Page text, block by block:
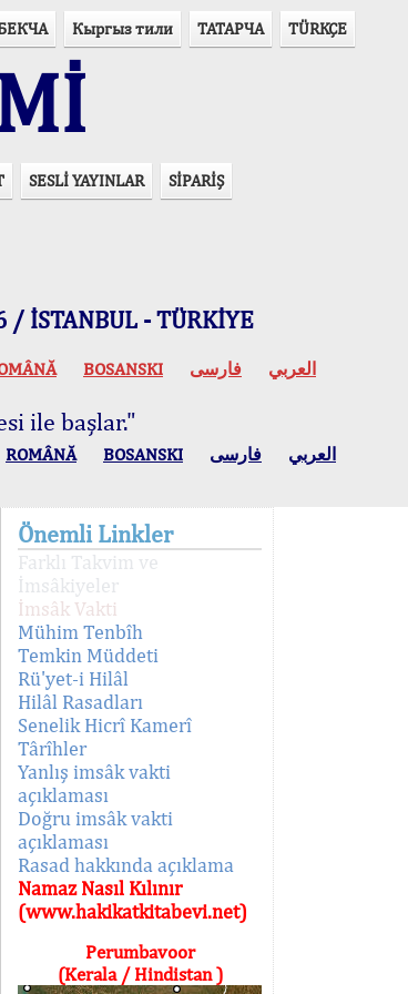
Кыргыз тили ТАТАРЧА TÜRKÇE
SESLİ YAYINLAR SİPARİŞ
İSTANBUL - TÜRKİYE
BOSANSKI العربي فارسی
ile başlar."
ROMÂNĂ BOSANSKI العربي فارسی
Önemli Linkler
Farklı Takvim ve
İmsâkiyeler
İmsâk Vakti
Mühim Tenbîh
Temkin Müddeti
Rü'yet-i Hilâl
Hilâl Rasadları
Senelik Hicrî Kamerî
Târîhler
Yanlış imsâk vakti
açıklaması
Doğru imsâk vakti
açıklaması
Rasad hakkında açıklama
Namaz Nasıl Kılınır
(www.hakikatkitabevi.net)
Perumbavoor
(Kerala / Hindistan )